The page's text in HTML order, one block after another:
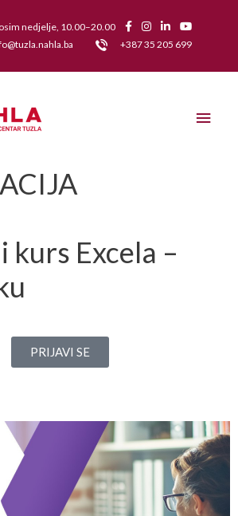
nedjelje, 10.00–20.00
+387 35 205 699
kurs Excela –
PRIJAVI SE